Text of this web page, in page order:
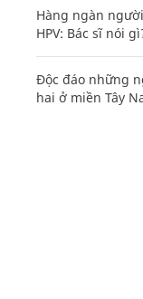
Hàng ngàn
HPV: Bác sĩ nói
Độc đáo những
hai ở miền Tây